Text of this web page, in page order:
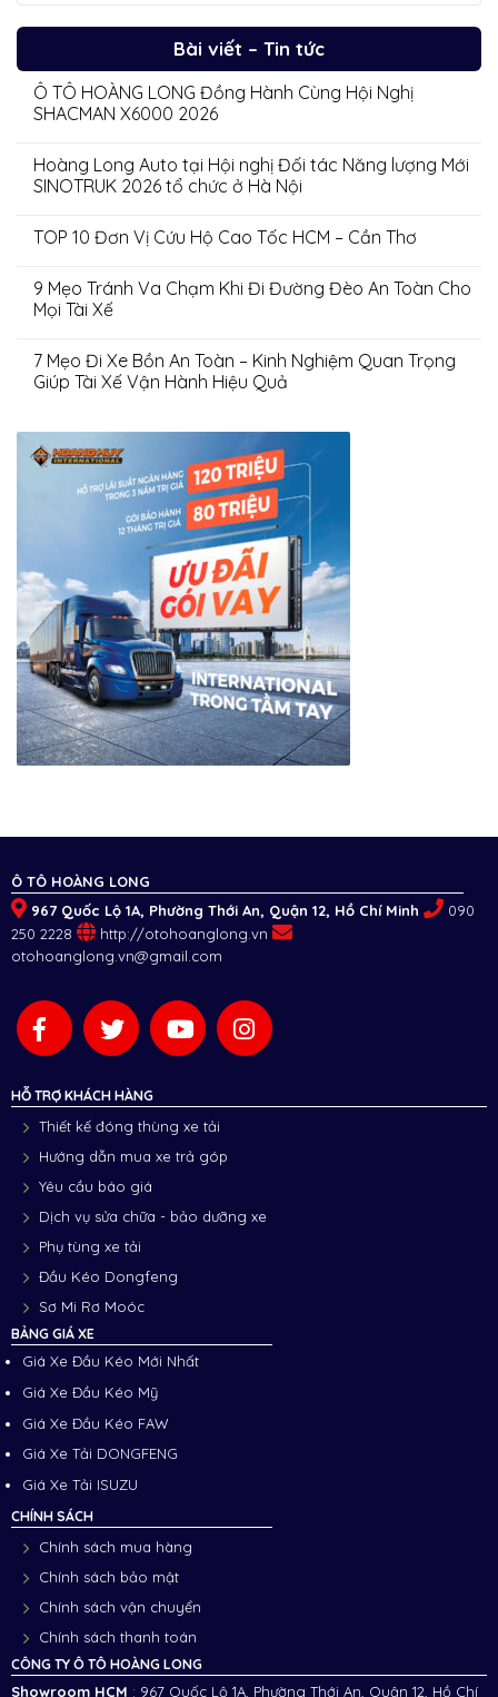
Bài viết – Tin tức
Ô TÔ HOÀNG LONG Đồng Hành Cùng Hội Nghị
SHACMAN X6000 2026
Hoàng Long Auto tại Hội nghị Đối tác Năng lượng Mới
SINOTRUK 2026 tổ chức ở Hà Nội
TOP 10 Đơn Vị Cứu Hộ Cao Tốc HCM – Cần Thơ
9 Mẹo Tránh Va Chạm Khi Đi Đường Đèo An Toàn Cho
Mọi Tài Xế
7 Mẹo Đi Xe Bồn An Toàn – Kinh Nghiệm Quan Trọng
Giúp Tài Xế Vận Hành Hiệu Quả
Ô TÔ HOÀNG LONG
967 Quốc Lộ 1A, Phường Thới An, Quận 12, Hồ Chí Minh
090
250 2228
http://otohoanglong.vn
otohoanglong.vn@gmail.com
HỖ TRỢ KHÁCH HÀNG
Thiết kế đóng thùng xe tải
Hướng dẫn mua xe trả góp
Yêu cầu báo giá
Dịch vụ sửa chữa - bảo dưỡng xe
Phụ tùng xe tải
Đầu Kéo Dongfeng
Sơ Mi Rơ Moóc
BẢNG GIÁ XE
Giá Xe Đầu Kéo Mới Nhất
Giá Xe Đầu Kéo Mỹ
Giá Xe Đầu Kéo FAW
Giá Xe Tải DONGFENG
Giá Xe Tải ISUZU
CHÍNH SÁCH
Chính sách mua hàng
Chính sách bảo mật
Chính sách vận chuyển
Chính sách thanh toán
CÔNG TY Ô TÔ HOÀNG LONG
Showroom HCM : 967 Quốc Lộ 1A, Phường Thới An, Quận 12, Hồ Chí